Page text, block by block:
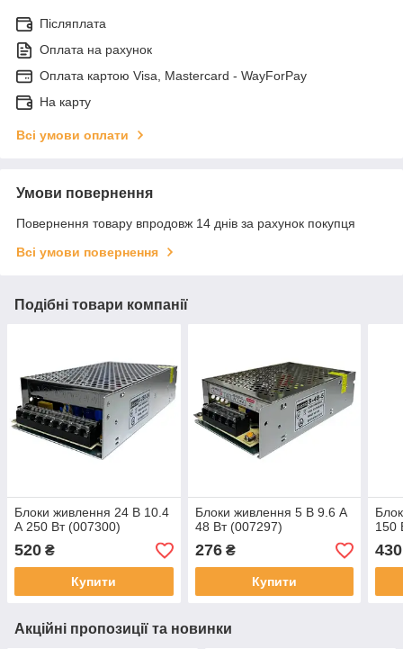
Післяплата
Оплата на рахунок
Оплата картою Visa, Mastercard - WayForPay
На карту
Всі умови оплати
Умови повернення
Повернення товару впродовж 14 днів за рахунок покупця
Всі умови повернення
Подібні товари компанії
Блоки живлення 24 В 10.4
А 250 Вт (007300)
520 ₴
Купити
Блоки живлення 5 В 9.6 А
48 Вт (007297)
276₴
Купити
150
430
Акційні пропозиції та новинки